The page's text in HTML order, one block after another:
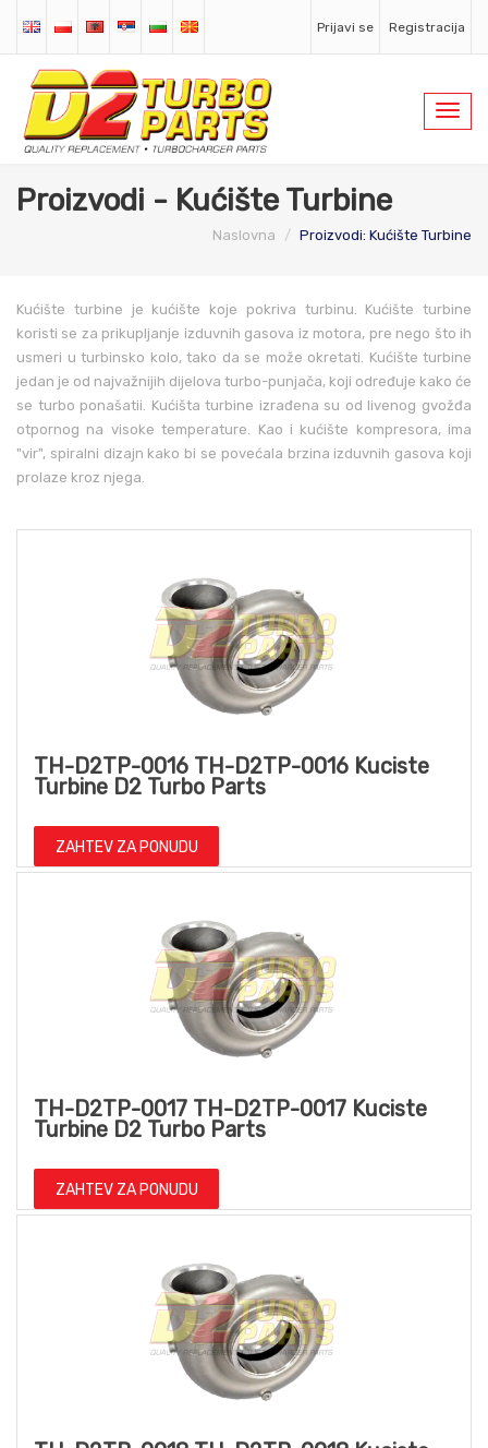
Prijavi se Registracija
Proizvodi - Kućište Turbine
Naslovna Proizvodi: Kućište Turbine
Kućište turbine je kućište koje pokriva turbinu. Kućište turbine
koristi se za prikupljanje izduvnih gasova iz motora, pre nego što ih
usmeri u turbinsko kolo, tako da se može okretati. Kućište turbine
jedan je od najvažnijih dijelova turbo-punjača, koji određuje kako će
se turbo ponašatii. Kućišta turbine izrađena su od livenog gvožđa
otpornog na visoke temperature. Kao i kućište kompresora, ima
"vir", spiralni dizajn kako bi se povećala brzina izduvnih gasova koji
prolaze kroz njega.
TH-D2TP-0016 TH-D2TP-0016 Kuciste
Turbine D2 Turbo Parts
ZAHTEV ZA PONUDU
TH-D2TP-0017 TH-D2TP-0017 Kuciste
Turbine D2 Turbo Parts
ZAHTEV ZA PONUDU